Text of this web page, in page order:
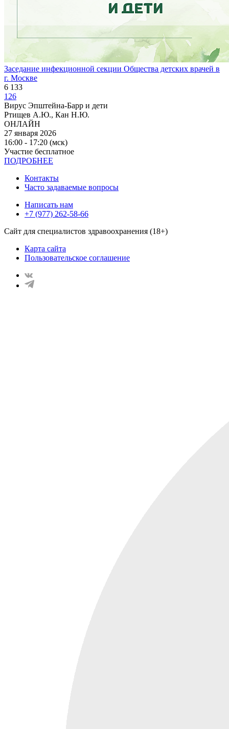
Заседание инфекционной секции Общества детских врачей в
г. Москве
6 133
126
Вирус Эпштейна-Барр и дети
Ртищев А.Ю., Кан Н.Ю.
ОНЛАЙН
27 января 2026
16:00 - 17:20 (мск)
Участие бесплатное
ПОДРОБНЕЕ
Контакты
Часто задаваемые вопросы
Написать нам
+7 (977) 262-58-66
Сайт для специалистов здравоохранения (18+)
Карта сайта
Пользовательское соглашение